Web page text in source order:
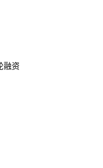
融资